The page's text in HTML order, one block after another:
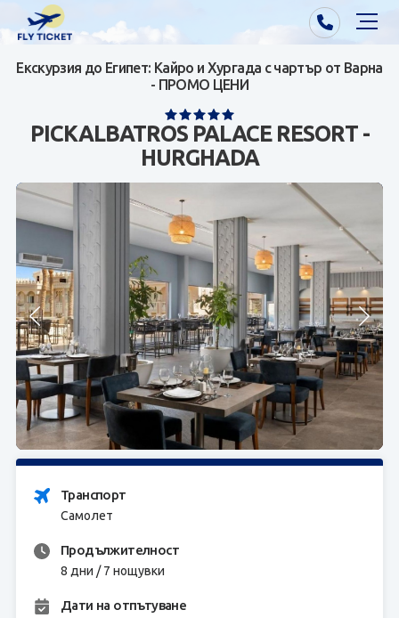
Почивки от Варна
Почивки от София/Пловдив/Бургас
Самолетни билети
Контакти
За нас
ЗАПИТВАНЕ
Екскурзия до Египет: Кайро и Хургада с чартър от Варна
- ПРОМО ЦЕНИ
PICKALBATROS PALACE RESORT -
HURGHADA
Транспорт
Самолет
Продължителност
8 дни / 7 нощувки
Дати на отпътуване